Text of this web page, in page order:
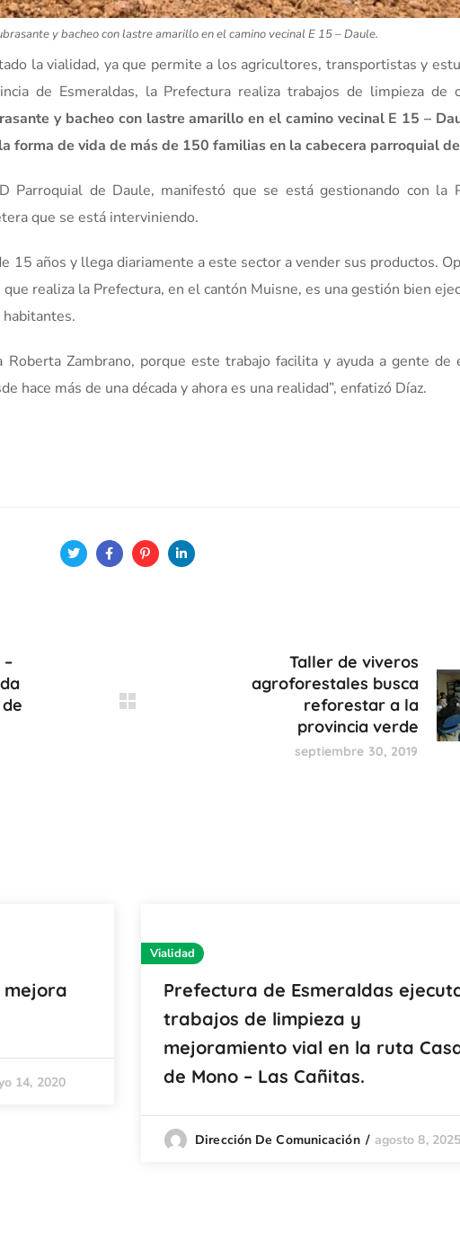
y bacheo con lastre amarillo en el camino vecinal E 15 – Daule.
la vialidad, ya que permite a los agricultores, transportistas y
de Esmeraldas, la Prefectura realiza trabajos de limpieza de
y bacheo con lastre amarillo en el camino vecinal E 15 –
forma de vida de más de 150 familias en la cabecera parroquial
Parroquial de Daule, manifestó que se está gestionando con la
que se está interviniendo.
15 años y llega diariamente a este sector a vender sus productos.
realiza la Prefectura, en el cantón Muisne, es una gestión bien
Zambrano, porque este trabajo facilita y ayuda a gente de
hace más de una década y ahora es una realidad”, enfatizó Díaz.
Taller de viveros
agroforestales busca
reforestar a la
provincia verde
septiembre 30, 2019
mejora
14, 2020
Vialidad
Prefectura de Esmeraldas
trabajos de limpieza y
mejoramiento vial en la ruta
de Mono – Las Cañitas.
Dirección De Comunicación agosto 8,